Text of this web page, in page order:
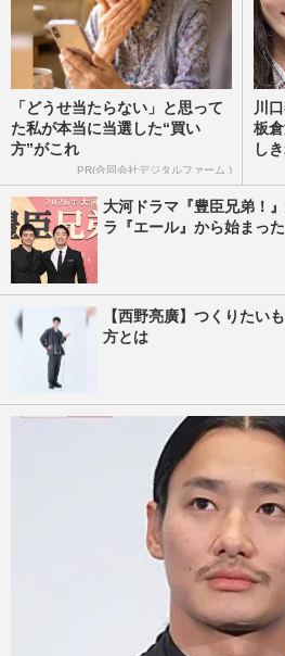
「どうせ当たらない」と思って
た私が本当に当選した“買い
方”がこれ
PR(合同会社デジタルファーム )
川
板
し
大河ドラマ『豊臣兄弟！
ラ『エール』から始まっ
【西野亮廣】つくりたい
方とは